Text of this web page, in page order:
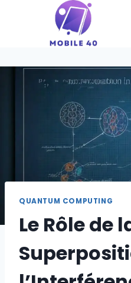
QUANTUM COMPUTING
Le Rôle de